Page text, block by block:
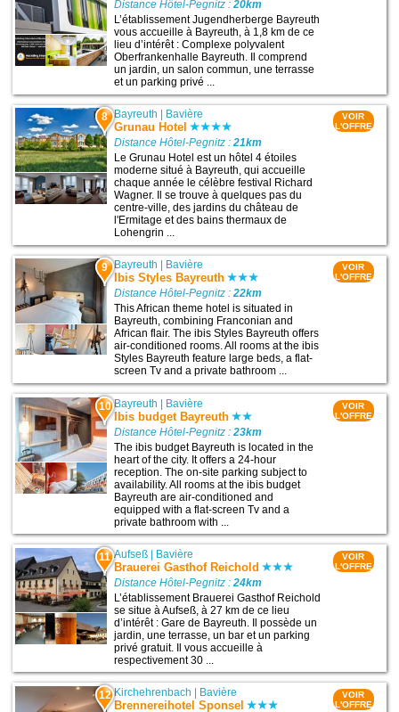
Distance Hôtel-Pegnitz :20km
L’établissement Jugendherberge Bayreuth
vous accueille à Bayreuth, à 1,8 km de ce
lieu d’intérêt : Complexe polyvalent
Oberfrankenhalle Bayreuth. Il comprend
un jardin, un salon commun, une terrasse
et un parking privé ...
8 Bayreuth Bavière
Grunau Hotel
Distance Hôtel-Pegnitz :21km
Le Grunau Hotel est un hôtel 4 étoiles
moderne situé à Bayreuth, qui accueille
chaque année le célèbre festival Richard
Wagner. Il se trouve à quelques pas du
centre-ville, des jardins du château de
l'Ermitage et des bains thermaux de
Lohengrin ...
VOIR
L'OFFRE
9 Bayreuth Bavière
Ibis Styles Bayreuth
Distance Hôtel-Pegnitz :22km
This African theme hotel is situated in
Bayreuth, combining Franconian and
African flair. The ibis Styles Bayreuth offers
air-conditioned rooms. All rooms at the ibis
Styles Bayreuth feature large beds, a flat-
screen Tv and a private bathroom ...
VOIR
L'OFFRE
10 Bayreuth | Bavière
Ibis budget Bayreuth
Distance Hôtel-Pegnitz :23km
The ibis budget Bayreuth is located in the
heart of the city. It offers a 24-hour
reception. The on-site parking subject to
availability. All rooms at the ibis budget
Bayreuth are air-conditioned and
equipped with a flat-screen Tv and a
private bathroom with ...
VOIR
L'OFFRE
11 Aufseß | Bavière
Brauerei Gasthof Reichold
Distance Hôtel-Pegnitz :24km
L’établissement Brauerei Gasthof Reichold
se situe à Aufseß, à 27 km de ce lieu
d’intérêt : Gare de Bayreuth. Il possède un
jardin, une terrasse, un bar et un parking
privé gratuit. Il vous accueille à
respectivement 30 ...
VOIR
L'OFFRE
12 Kirchehrenbach | Bavière
Brennereihotel Sponsel
VOIR
L'OFFRE